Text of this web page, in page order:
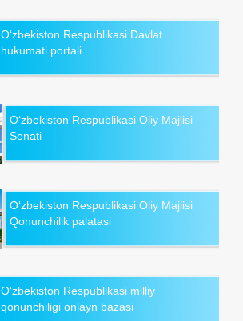
O‘zbekiston Respublikasi Davlat
hukumati portali
O‘zbekiston Respublikasi Oliy Majlisi
Senati
O‘zbekiston Respublikasi Oliy Majlisi
Qonunchilik palatasi
O‘zbekiston Respublikasi milliy
qonunchiligi onlayn bazasi